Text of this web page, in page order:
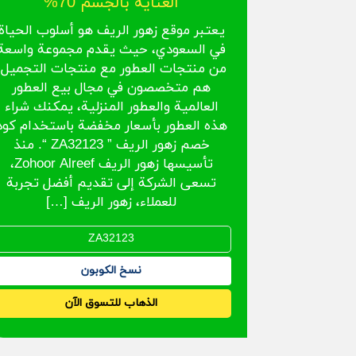
يعتبر موقع زهور الريف هو أسلوب
في السعودي، حيث يقدم مجموعة
من منتجات العطور مع منتجات
هم متخصصون في مجال بيع العطور
العالمية والعطور المنزلية، يمكنك شراء
هذه العطور بأسعار مخفضة باستخدام
خصم زهور الريف ” ZA32123 “. منذ
تأسيسها زهور الريف Zohoor Alreef،
تسعى الشركة إلى تقديم أفضل تجربة
للعملاء، زهور الريف […]
نسخ الكوبون
الذهاب للتسوق الآن